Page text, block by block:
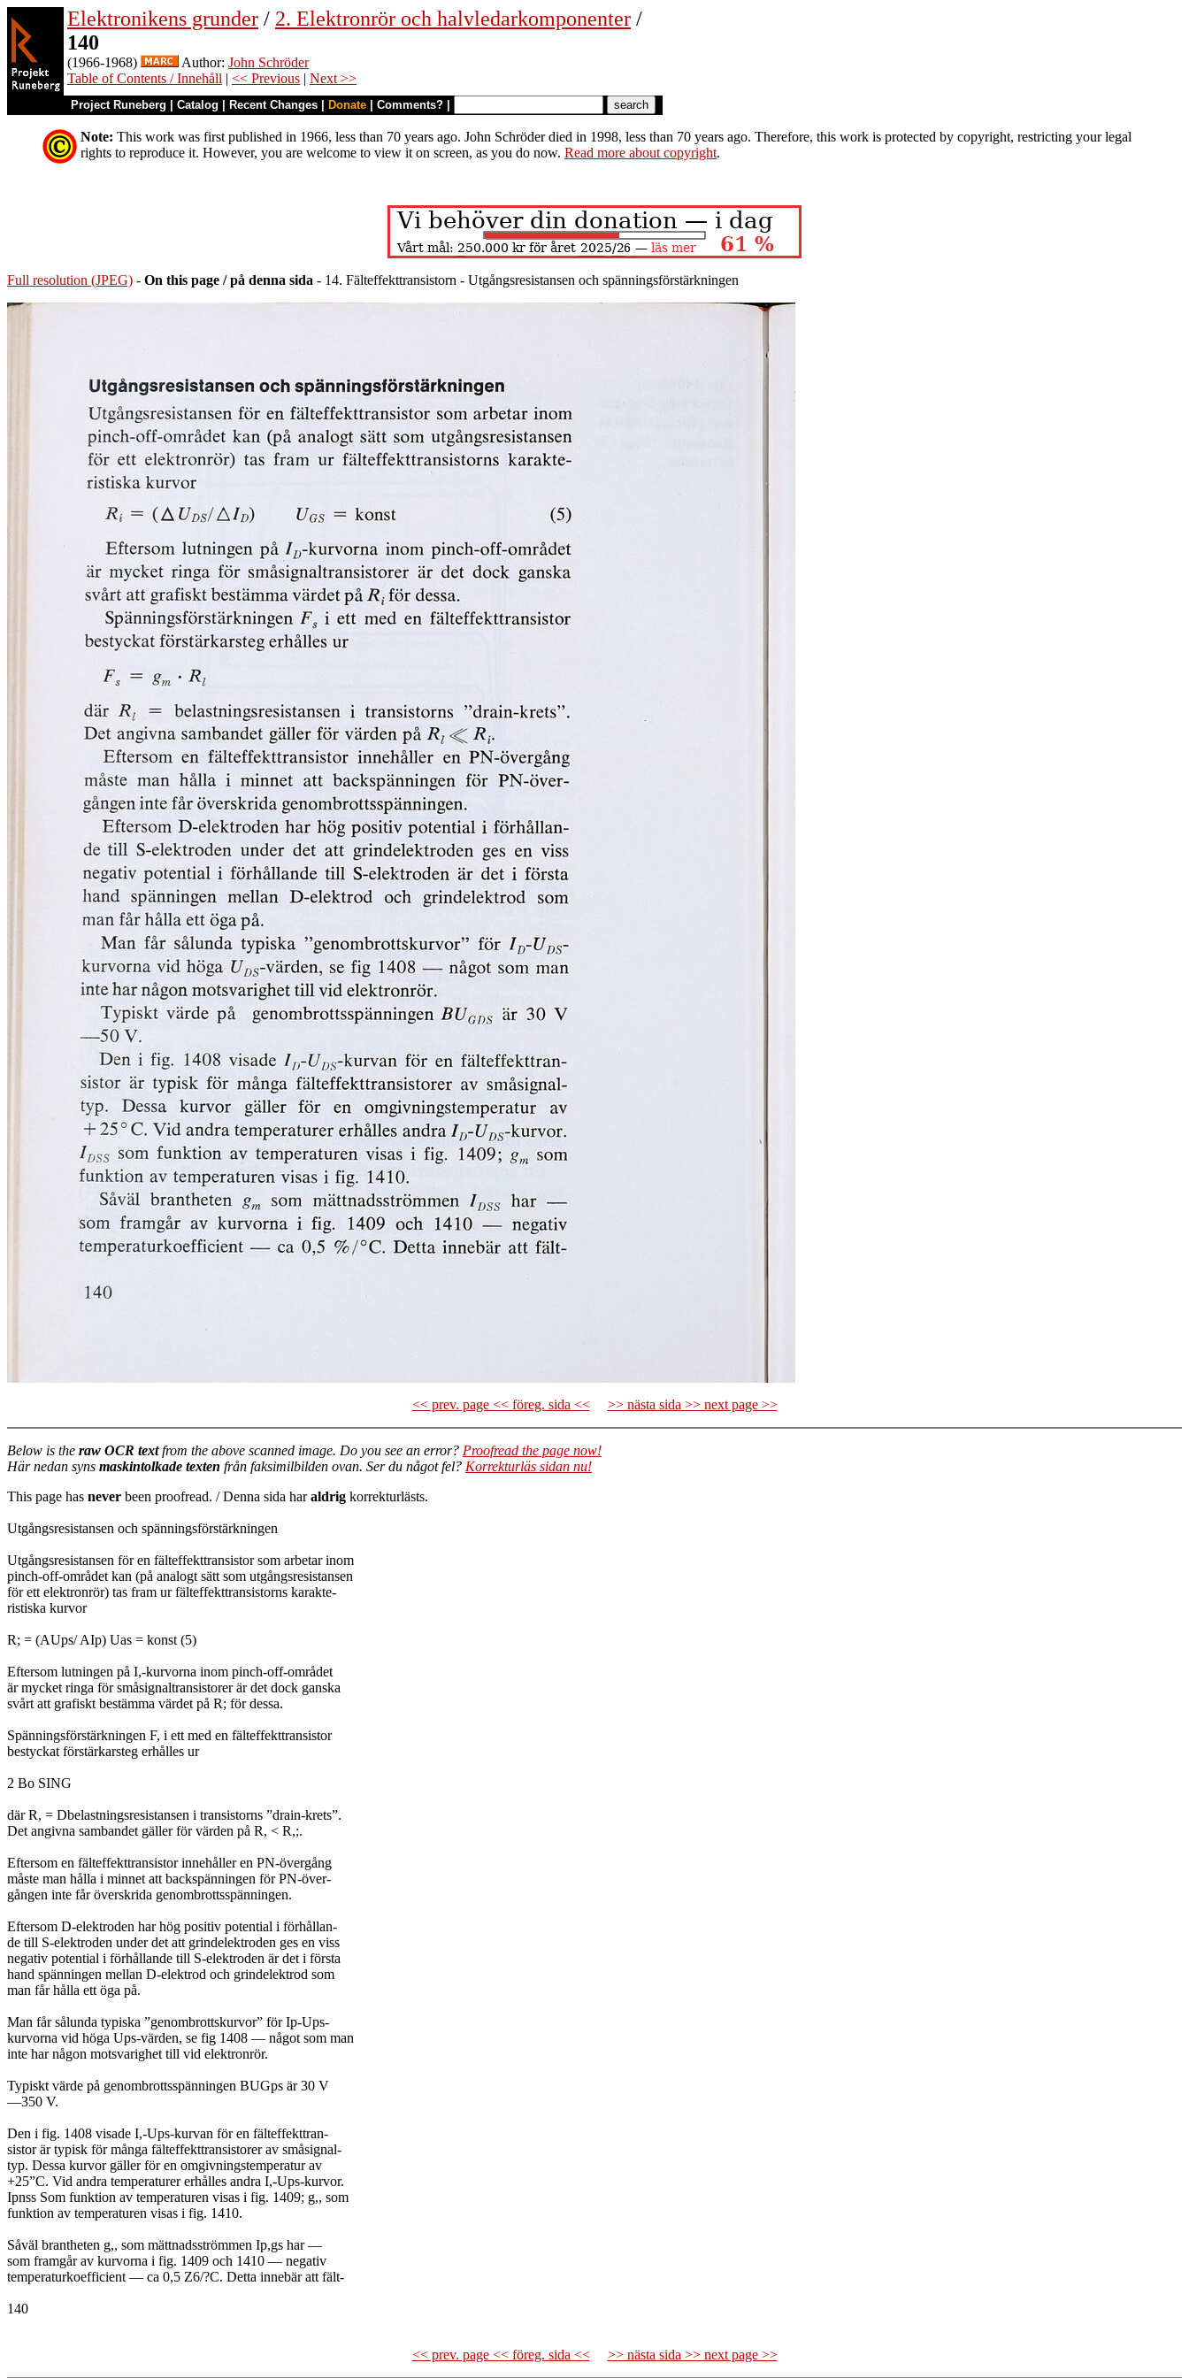
Elektronikens grunder / 2. Elektronrör och halvledarkomponenter /
140
(1966-1968) Author: John Schröder
Table of Contents / Innehåll | << Previous | Next >>
Project Runeberg Catalog Recent Changes Donate Comments?
Note: This work was first published in 1966, less than 70 years ago. John Schröder died in 1998, less than 70 years ago. Therefore, this work is protected by copyright, restricting your legal
rights to reproduce it. However, you are welcome to view it on screen, as you do now. Read more about copyright.
Full resolution (JPEG) - On this page / på denna sida - 14. Fälteffekttransistorn - Utgångsresistansen och spänningsförstärkningen
<< prev. page << föreg. sida << >> nästa sida >> next page >>
Below is the raw OCR textfrom the above scanned image. Do you see an error? Proofread the page now!
Här nedan syns maskintolkade texten från faksimilbilden ovan. Ser du något fel? Korrekturläs sidan nu!
This page has never been proofread. / Denna sida haraldrig korrekturlästs.
Utgångsresistansen och spänningsförstärkningen
Utgångsresistansen för en fälteffekttransistor som arbetar inom
pinch-off-området kan (på analogt sätt som utgångsresistansen
för ett elektronrör) tas fram ur fälteffekttransistorns karakte-
ristiska kurvor
R; = (AUps/ AIp) Uas = konst (5)
Eftersom lutningen på I,-kurvorna inom pinch-off-området
är mycket ringa för småsignaltransistorer är det dock ganska
svårt att grafiskt bestämma värdet på R; för dessa.
Spänningsförstärkningen F, i ett med en fälteffekttransistor
bestyckat förstärkarsteg erhålles ur
2 Bo SING
där R, = Dbelastningsresistansen i transistorns ”drain-krets”.
Det angivna sambandet gäller för värden på R, < R,;.
Eftersom en fälteffekttransistor innehåller en PN-övergång
måste man hålla i minnet att backspänningen för PN-över-
gången inte får överskrida genombrottsspänningen.
Eftersom D-elektroden har hög positiv potential i förhållan-
de till S-elektroden under det att grindelektroden ges en viss
negativ potential i förhållande till S-elektroden är det i första
hand spänningen mellan D-elektrod och grindelektrod som
man får hålla ett öga på.
Man får sålunda typiska ”genombrottskurvor” för Ip-Ups-
kurvorna vid höga Ups-värden, se fig 1408 — något som man
inte har någon motsvarighet till vid elektronrör.
Typiskt värde på genombrottsspänningen BUGps är 30 V
—350 V.
Den i fig. 1408 visade I,-Ups-kurvan för en fälteffekttran-
sistor är typisk för många fälteffekttransistorer av småsignal-
typ. Dessa kurvor gäller för en omgivningstemperatur av
+25”C. Vid andra temperaturer erhålles andra I,-Ups-kurvor.
Ipnss Som funktion av temperaturen visas i fig. 1409; g,, som
funktion av temperaturen visas i fig. 1410.
Såväl brantheten g,, som mättnadsströmmen Ip,gs har —
som framgår av kurvorna i fig. 1409 och 1410 — negativ
temperaturkoefficient — ca 0,5 Z6/?C. Detta innebär att fält-
140
<< prev. page << föreg. sida << >> nästa sida >> next page >>